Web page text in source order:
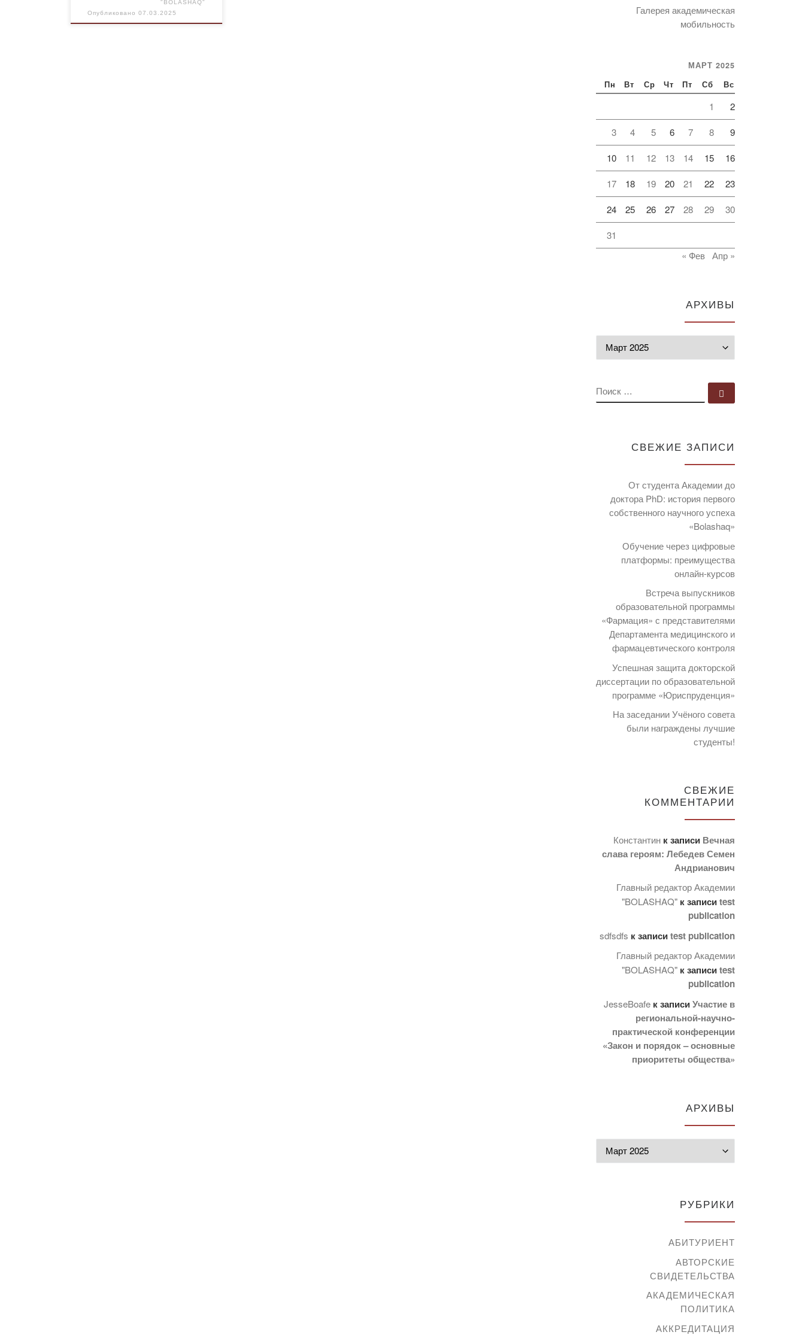
воспоминаниями о […]"BOLASHAQ"
Опубликовано07.03.2025
Галерея академическая
мобильность
МАРТ 2025
Пн Вт Ср Чт Пт Сб Вс
1 2
3 4 5 6 7 8 9
10 11 12 13 14 15 16
17 18 19 20 21 22 23
24 25 26 27 28 29 30
31
« Фев Апр »
АРХИВЫ
ПОИСК
СВЕЖИЕ ЗАПИСИ
От студента Академии до
доктора PhD: история первого
собственного научного успеха
«Bolashaq»
Обучение через цифровые
платформы: преимущества
онлайн-курсов
Встреча выпускников
образовательной программы
«Фармация» с представителями
Департамента медицинского и
фармацевтического контроля
Успешная защита докторской
диссертации по образовательной
программе «Юриспруденция»
На заседании Учёного совета
были награждены лучшие
студенты!
СВЕЖИЕ
КОММЕНТАРИИ
Константин к записи Вечная
слава героям: Лебедев Семен
Андрианович
Главный редактор Академии
"BOLASHAQ" к записиtest
publication
sdfsdfs к записиtest publication
Главный редактор Академии
"BOLASHAQ" к записиtest
publication
JesseBoafe к записиУчастие в
региональной-научно-
практической конференции
«Закон и порядок – основные
приоритеты общества»
АРХИВЫ
РУБРИКИ
АБИТУРИЕНТ
АВТОРСКИЕ
СВИДЕТЕЛЬСТВА
АКАДЕМИЧЕСКАЯ
ПОЛИТИКА
АККРЕДИТАЦИЯ